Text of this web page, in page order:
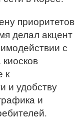
приоритетов
делал акцент
с
к
и удобству
и